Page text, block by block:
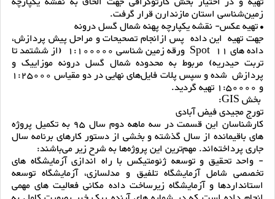
زمین‌شناسی استان مازندارن قرار گرفت.
• تهیه عکس- نقشه یکپارچه پهنه شمال گسل درونه
جهت تهیه این داده پس ازانجام تصحیحات و مراحل پیش پردازش،
داده های Spot 11 ورقه زمین شناسی 1:100000 (از ششتمد تا
تربت حیدریه) مربوط به محدوده شمال گسل درونه موزاییک و
پردازش شده و سپس پلات فایل‌های نهایی در دو مقیاس 1:25000
و 1:50000 تهیه گردید.
بخش GIS:
تورج مجیدی فیض آبادی
کارشناسان این قسمت در سه ماهه دوم سال ٩٥ به تکمیل پروژه
های باقیمانده از سال گذشته و بخشی از دستور کارهای برنامه سال
جاری پرداخته‌اند. مهم‌ترین این پروژه‌ها به شرح زیر می‌باشند:
- واحد تحقیق و توسعه ژئومتیکس با راه اندازی آزمایشگاه های
تخصصی شامل آزمایشگاه تلفیق و مدلسازی، آزمایشگاه توسعه
استانداردها و آزمایشگاه زیرساخت داده مکانی فعالیت های مهمی